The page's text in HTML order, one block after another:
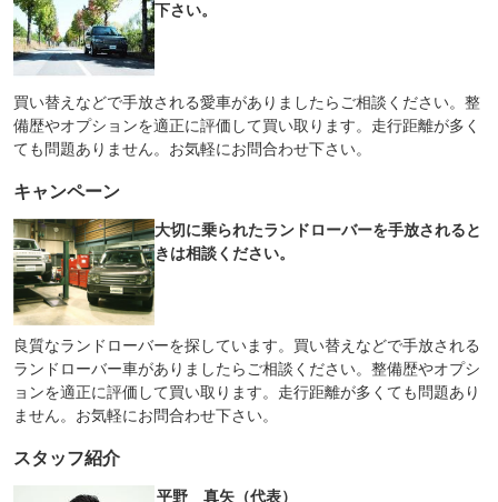
下さい。
買い替えなどで手放される愛車がありましたらご相談ください。整
備歴やオプションを適正に評価して買い取ります。走行距離が多く
ても問題ありません。お気軽にお問合わせ下さい。
キャンペーン
大切に乗られたランドローバーを手放されると
きは相談ください。
良質なランドローバーを探しています。買い替えなどで手放される
ランドローバー車がありましたらご相談ください。整備歴やオプシ
ョンを適正に評価して買い取ります。走行距離が多くても問題あり
ません。お気軽にお問合わせ下さい。
スタッフ紹介
平野 真矢（代表）